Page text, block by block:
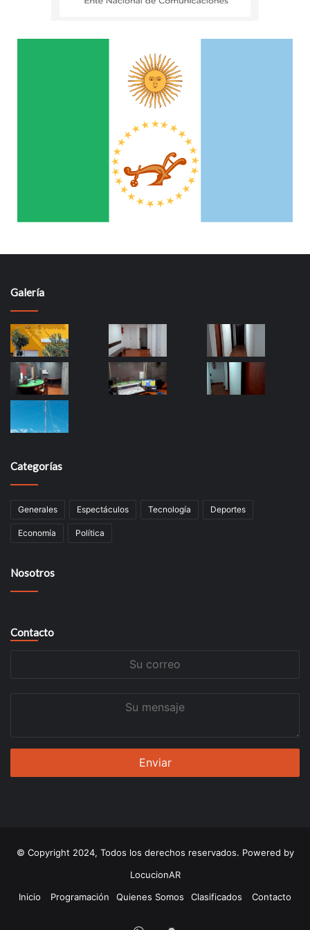
Galería
Categorías
Generales Espectáculos Tecnología Deportes
Economía Política
Nosotros
Contacto
© Copyright 2024, Todos los derechos reservados. Powered by
LocucionAR
Inicio
Programación Quienes Somos Clasificados Contacto